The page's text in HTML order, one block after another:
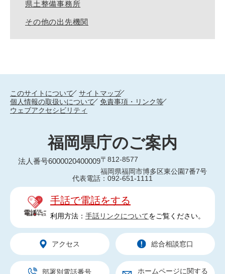
県土整備事務所
その他の出先機関
このサイトについて
サイトマップ
個人情報の取扱いについて
免責事項・リンク等
ウェブアクセシビリティ
福岡県庁のご案内
法人番号6000020400009〒812-8577
福岡県福岡市博多区東公園7番7号
代表電話：092-651-1111
手話で電話をする
利用方法： 手話リンクについてをご覧ください。
アクセス 総合相談窓口
部署別電話番号
ホームページに関する